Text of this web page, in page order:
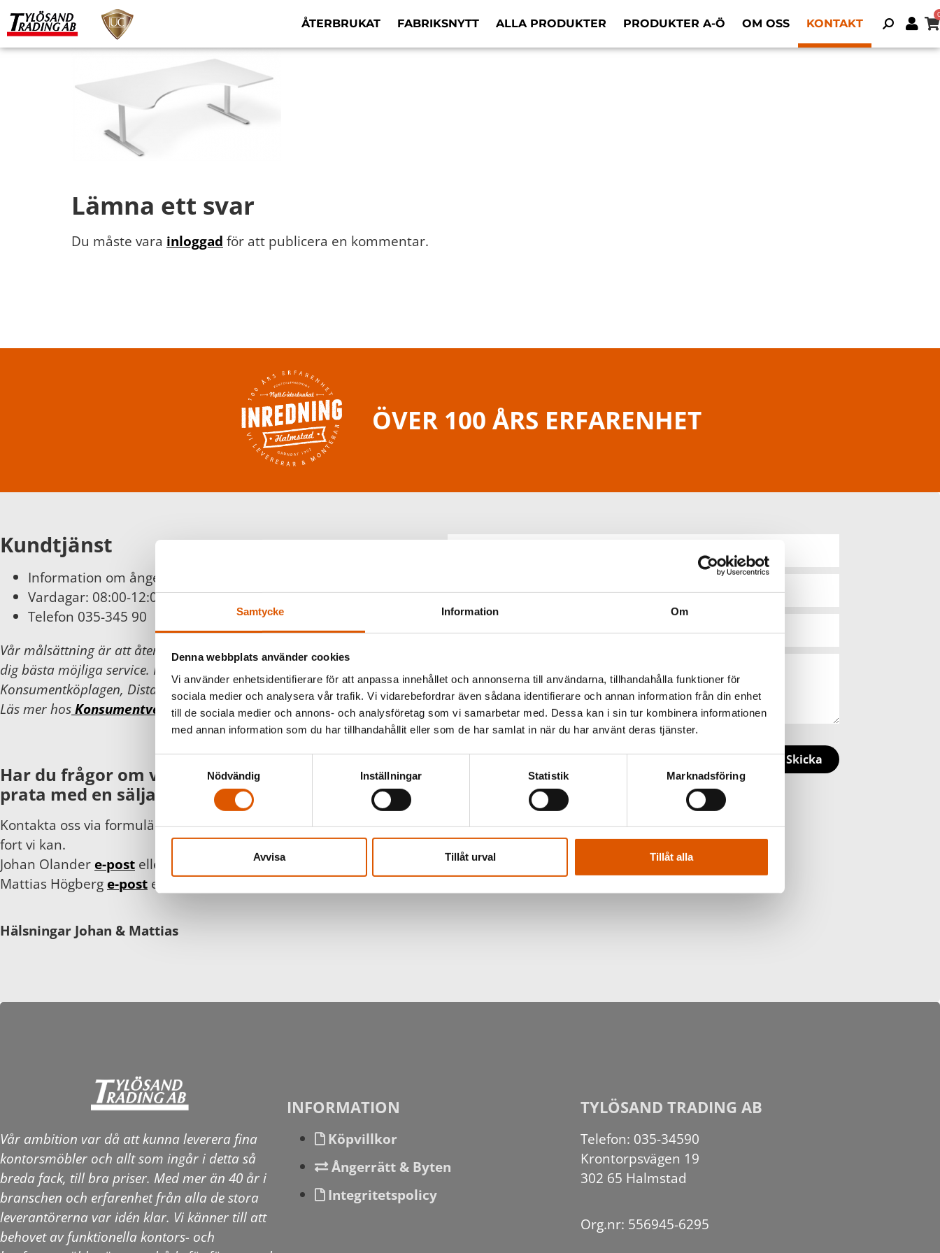
Samtycke Information Om
Denna webbplats använder cookies
Vi använder enhetsidentifierare för att anpassa innehållet och annonserna till användarna, tillhandahålla funktioner för
sociala medier och analysera vår trafik. Vi vidarebefordrar även sådana identifierare och annan information från din enhet
till de sociala medier och annons- och analysföretag som vi samarbetar med. Dessa kan i sin tur kombinera informationen
med annan information som du har tillhandahållit eller som de har samlat in när du har använt deras tjänster.
Nödvändig
Inställningar Statistik Marknadsföring
Avvisa Tillåt urval Tillåt alla
ÅTERBRUKAT FABRIKSNYTT ALLA PRODUKTER PRODUKTER A-Ö OM OSS KONTAKT
Lämna ett svar
Du måste vara inloggad för att publicera en kommentar.
ÖVER 100 ÅRS ERFARENHET
Kundtjänst
Information om ångerätt och byten finns
Vardagar: 08:00-12:00
Telefon 035-345 90
Vår målsättning är att återkomma inom 24 timmar och erbjuda
dig bästa möjliga service. För din och vår trygghet följer vi
Konsumentköplagen, Distans- och hemförsäljningslagen.
Läs mer hosKonsumentverket.
Har du frågor om våra produkter eller vill du
prata med en säljare?
Kontakta oss via formuläret eller direkt, så hör vi av oss så
fort vi kan.
Johan Olander e-post eller telefon 035-2953811
Mattias Högberg e-post eller telefon 035-2953810
Hälsningar Johan & Mattias
Skicka
Vår ambition var då att kunna leverera fina
kontorsmöbler och allt som ingår i detta så
breda fack, till bra priser. Med mer än 40 år i
branschen och erfarenhet från alla de stora
leverantörerna var idén klar. Vi känner till att
behovet av funktionella kontors- och
INFORMATION
Köpvillkor
Ångerrätt & Byten
Integritetspolicy
TYLÖSAND TRADING AB
Telefon: 035-34590
Krontorpsvägen 19
302 65 Halmstad
Org.nr: 556945-6295